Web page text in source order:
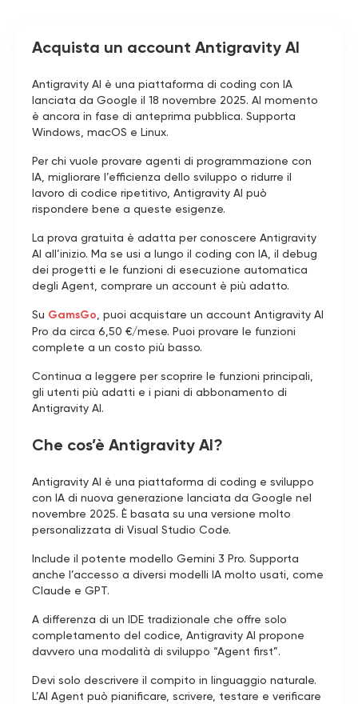
Acquista un account Antigravity AI
Antigravity AI è una piattaforma di coding con IA
lanciata da Google il 18 novembre 2025. Al momento
è ancora in fase di anteprima pubblica. Supporta
Windows, macOS e Linux.
Per chi vuole provare agenti di programmazione con
IA, migliorare l’efficienza dello sviluppo o ridurre il
lavoro di codice ripetitivo, Antigravity AI può
rispondere bene a queste esigenze.
La prova gratuita è adatta per conoscere Antigravity
AI all’inizio. Ma se usi a lungo il coding con IA, il debug
dei progetti e le funzioni di esecuzione automatica
degli Agent, comprare un account è più adatto.
Su GamsGo , puoi acquistare un account Antigravity AI
Pro da circa 6,50 €/mese. Puoi provare le funzioni
complete a un costo più basso.
Continua a leggere per scoprire le funzioni principali,
gli utenti più adatti e i piani di abbonamento di
Antigravity AI.
Che cos’è Antigravity AI?
Antigravity AI è una piattaforma di coding e sviluppo
con IA di nuova generazione lanciata da Google nel
novembre 2025. È basata su una versione molto
personalizzata di Visual Studio Code.
Include il potente modello Gemini 3 Pro. Supporta
anche l’accesso a diversi modelli IA molto usati, come
Claude e GPT.
A differenza di un IDE tradizionale che offre solo
completamento del codice, Antigravity AI propone
davvero una modalità di sviluppo “Agent first”.
Devi solo descrivere il compito in linguaggio naturale.
L’AI Agent può pianificare, scrivere, testare e verificare